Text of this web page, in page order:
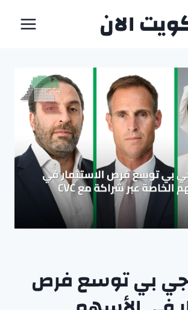
الان
بي توسع فرص